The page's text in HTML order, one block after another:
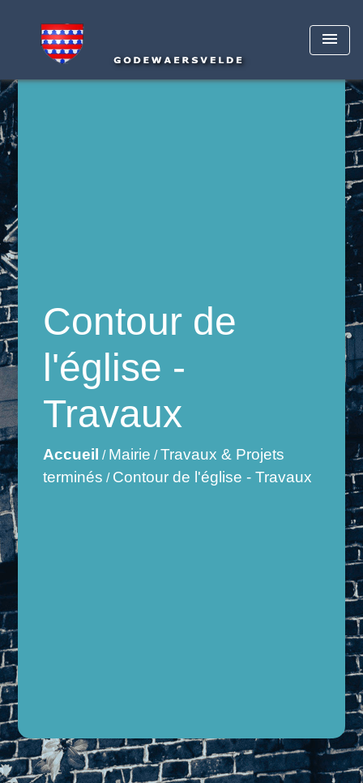
menu
Contour de
l'église -
Travaux
Accueil / Mairie /Travaux & Projets
terminés / Contour de l'église - Travaux